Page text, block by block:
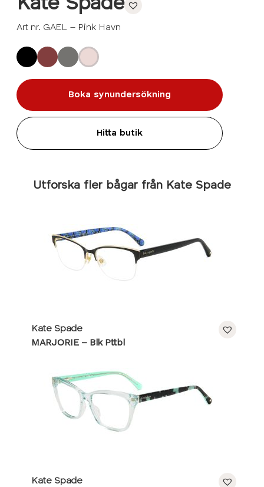
Art nr. GAEL – Pink Havn
Boka synundersökning
Hitta butik
Utforska fler bågar från Kate Spade
Kate Spade
MARJORIE – Blk Pttbl
Kate Spade